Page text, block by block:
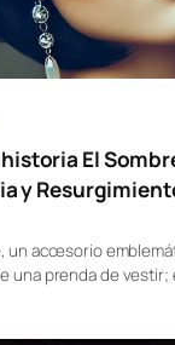
El
y
un accesorio
una prenda de vestir;